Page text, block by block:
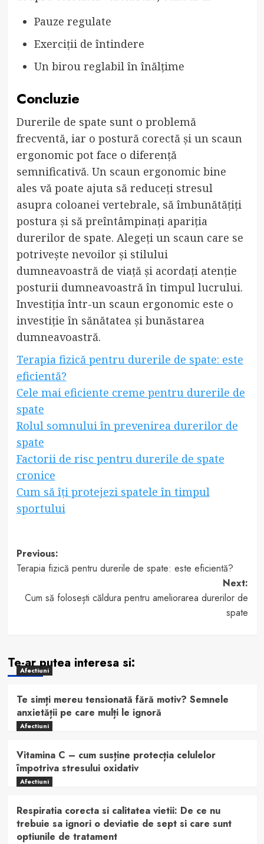
Pauze regulate
Exerciții de întindere
Un birou reglabil în înălțime
Concluzie
Durerile de spate sunt o problemă
frecventă, iar o postură corectă și un scaun
ergonomic pot face o diferență
semnificativă. Un scaun ergonomic bine
ales vă poate ajuta să reduceți stresul
asupra coloanei vertebrale, să îmbunătățiți
postura și să preîntâmpinați apariția
durerilor de spate. Alegeți un scaun care se
potrivește nevoilor și stilului
dumneavoastră de viață și acordați atenție
posturii dumneavoastră în timpul lucrului.
Investiția într-un scaun ergonomic este o
investiție în sănătatea și bunăstarea
dumneavoastră.
Terapia fizică pentru durerile de spate: este
eficientă?
Cele mai eficiente creme pentru durerile de
spate
Rolul somnului în prevenirea durerilor de
spate
Factorii de risc pentru durerile de spate
cronice
Cum să îți protejezi spatele în timpul
sportului
Post
navigation
Previous:
Terapia fizică pentru durerile de spate: este eficientă?
Next:
Cum să folosești căldura pentru ameliorarea durerilor de
spate
Te-ar putea interesa si:
Afectiuni
Te simți mereu tensionată fără motiv? Semnele
anxietății pe care mulți le ignoră
Afectiuni
Vitamina C – cum susține protecția celulelor
împotriva stresului oxidativ
Afectiuni
Respiratia corecta si calitatea vietii: De ce nu
trebuie sa ignori o deviatie de sept si care sunt
optiunile de tratament